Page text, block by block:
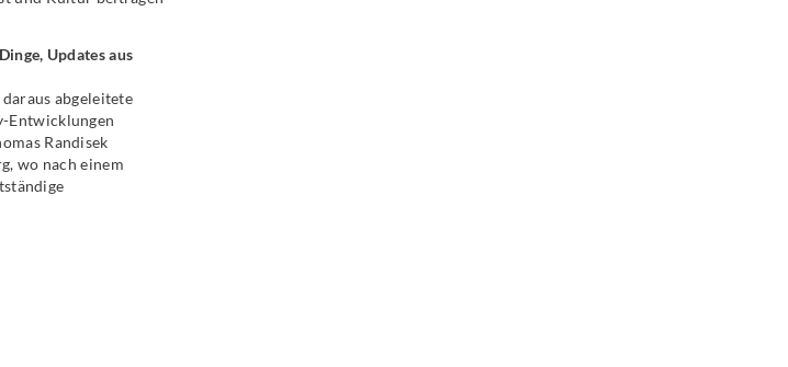
Updates aus
abgeleitete
Entwicklungen
Randisek
wo nach einem